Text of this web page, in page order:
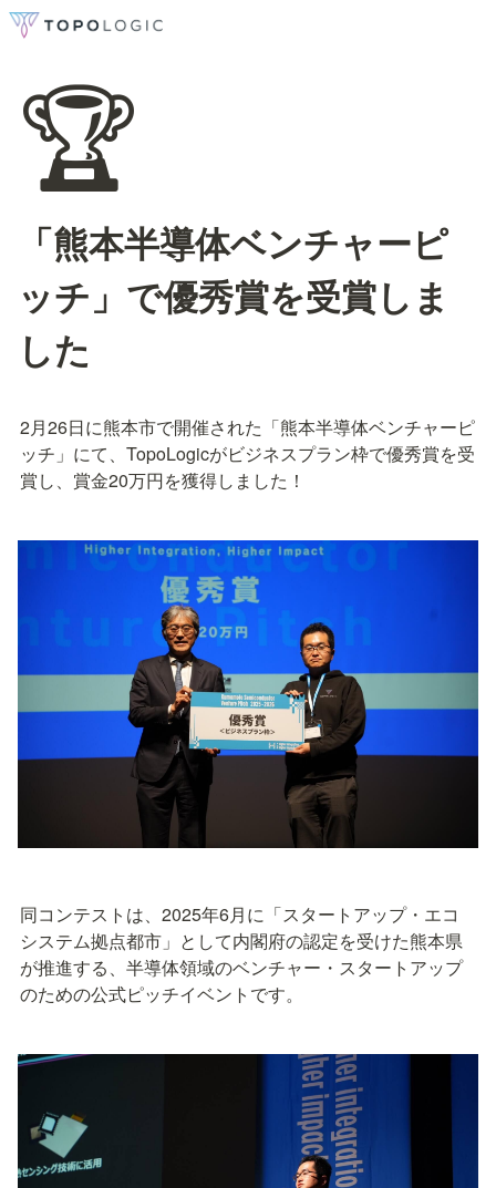
🏆
「熊本半導体ベンチャーピ
ッチ」で優秀賞を受賞しま
した
2月26日に熊本市で開催された「熊本半導体ベンチャーピ
ッチ」にて、TopoLogicがビジネスプラン枠で優秀賞を受
賞し、賞金20万円を獲得しました！
同コンテストは、2025年6月に「スタートアップ・エコ
システム拠点都市」として内閣府の認定を受けた熊本県
が推進する、半導体領域のベンチャー・スタートアップ
のための公式ピッチイベントです。